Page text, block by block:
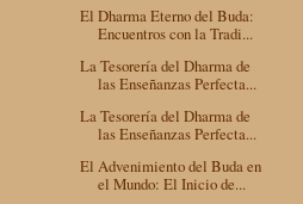
El Dharma Eterno del Buda:
Encuentros con la Tradi...
La Tesorería del Dharma de
las Enseñanzas Perfecta...
La Tesorería del Dharma de
las Enseñanzas Perfecta...
El Advenimiento del Buda en
el Mundo: El Inicio de...